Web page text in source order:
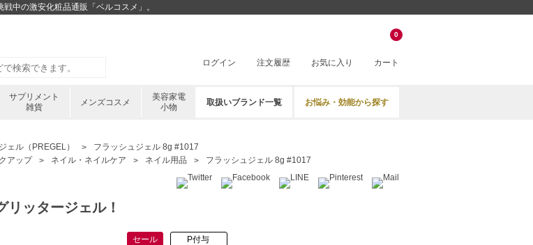
中の激安化粧品通販「ベルコスメ」。
ログイン 注文履歴 お気に入り カート
0
サプリメント
雑貨
メンズコスメ
美容家電
小物
取扱いブランド一覧 お悩み・効能から探す
ェル（PREGEL）
フラッシュジェル 8g #1017
アップ ネイル・ネイルケア ネイル用品 フラッシュジェル 8g #1017
リッタージェル！
セール P付与